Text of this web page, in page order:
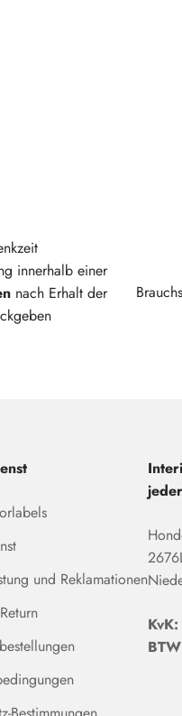
innerhalb einer
nach Erhalt der
und Reklamationen